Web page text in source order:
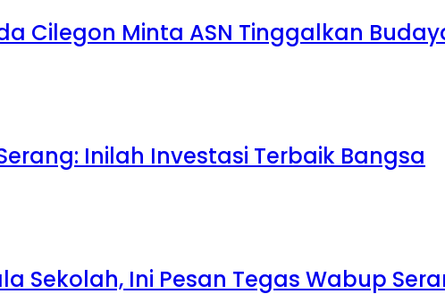
Cilegon Minta ASN Tinggalkan
Inilah Investasi Terbaik Bangsa
Sekolah, Ini Pesan Tegas Wabup